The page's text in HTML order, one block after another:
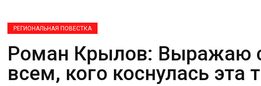
РЕГИОНАЛЬНАЯ ПОВЕСТКА
Роман Крылов: Выражаю
всем, кого коснулась эта